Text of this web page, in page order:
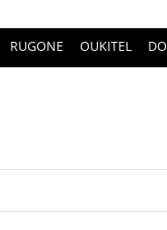
RUGONE OUKITEL